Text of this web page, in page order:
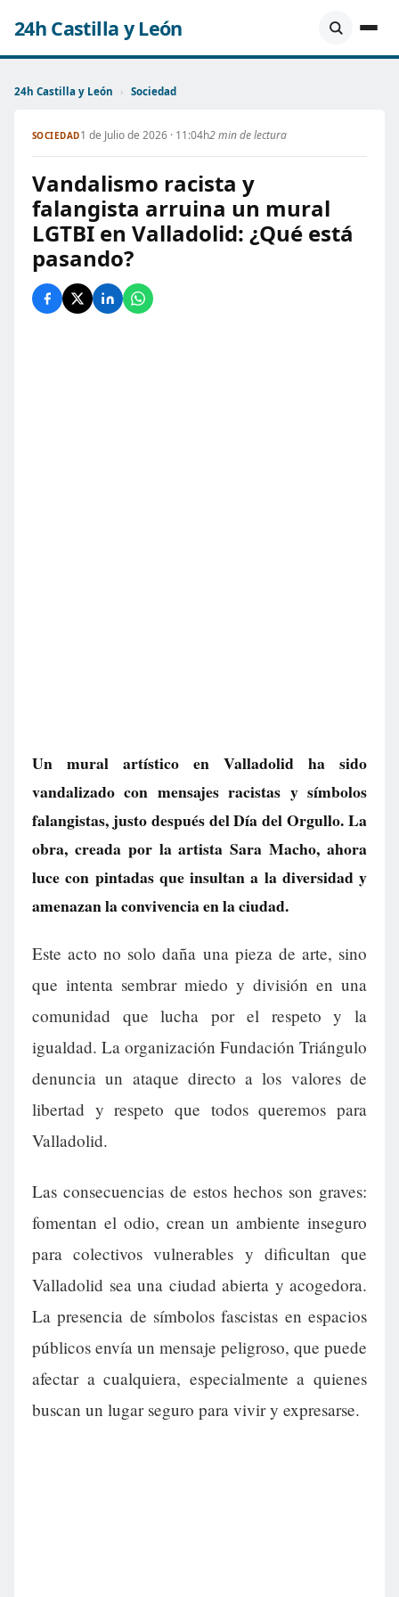
24h Castilla y León
24h Castilla y León › Sociedad
SOCIEDAD1 de Julio de 2026 · 11:04h2 min de lectura
Vandalismo racista y
falangista arruina un mural
LGTBI en Valladolid: ¿Qué está
pasando?
Un mural artístico en Valladolid ha sido
vandalizado con mensajes racistas y símbolos
falangistas, justo después del Día del Orgullo. La
obra, creada por la artista Sara Macho, ahora
luce con pintadas que insultan a la diversidad y
amenazan la convivencia en la ciudad.
Este acto no solo daña una pieza de arte, sino
que intenta sembrar miedo y división en una
comunidad que lucha por el respeto y la
igualdad. La organización Fundación Triángulo
denuncia un ataque directo a los valores de
libertad y respeto que todos queremos para
Valladolid.
Las consecuencias de estos hechos son graves:
fomentan el odio, crean un ambiente inseguro
para colectivos vulnerables y dificultan que
Valladolid sea una ciudad abierta y acogedora.
La presencia de símbolos fascistas en espacios
públicos envía un mensaje peligroso, que puede
afectar a cualquiera, especialmente a quienes
buscan un lugar seguro para vivir y expresarse.